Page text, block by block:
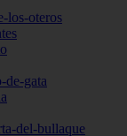
los-oteros
de-gata
del-bullaque